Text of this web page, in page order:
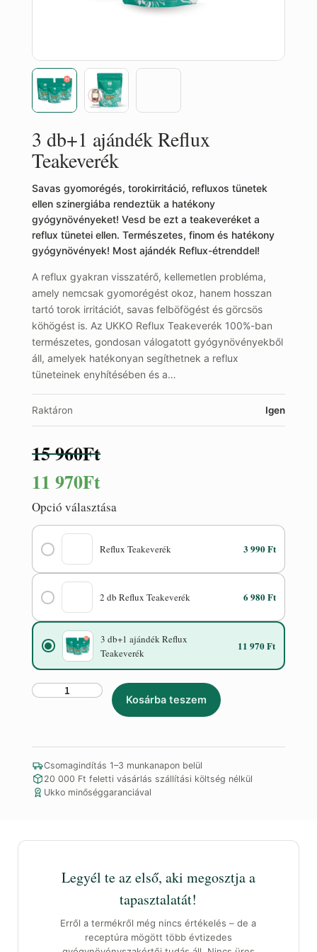
3 db+1 ajándék Reflux
Teakeverék
Savas gyomorégés, torokirritáció, refluxos tünetek
ellen szinergiába rendeztük a hatékony
gyógynövényeket! Vesd be ezt a teakeveréket a
reflux tünetei ellen. Természetes, finom és hatékony
gyógynövények! Most ajándék Reflux-étrenddel!
A reflux gyakran visszatérő, kellemetlen probléma,
amely nemcsak gyomorégést okoz, hanem hosszan
tartó torok irritációt, savas felböfögést és görcsös
köhögést is. Az UKKO Reflux Teakeverék 100%-ban
természetes, gondosan válogatott gyógynövényekből
áll, amelyek hatékonyan segíthetnek a reflux
tüneteinek enyhítésében és a…
Raktáron Igen
15 960Ft
Eredeti
ár:
15
960Ft.
11 970FtJelenlegi
ár:
970Ft.
Opció választása
Reflux Teakeverék 3 990 Ft
2 db Reflux Teakeverék 6 980 Ft
3 db+1 ajándék Reflux
Teakeverék
11 970 Ft
3
Reflux
Teakeverék
mennyiség
Kosárba teszem
Csomagindítás 1–3 munkanapon belül
20 000 Ft feletti vásárlás szállítási költség nélkül
Ukko minőséggaranciával
Legyél te az első, aki megosztja a
tapasztalatát!
Erről a termékről még nincs értékelés – de a
receptúra mögött több évtizedes